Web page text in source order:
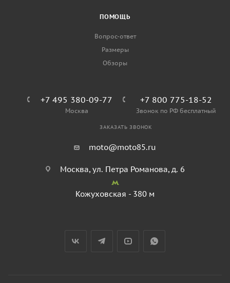
ПОМОЩЬ
Вопрос-ответ
Размеры
Обзоры
+7 495 380-09-77
Москва
+7 800 775-18-52
Звонок по РФ бесплатный
ЗАКАЗАТЬ ЗВОНОК
moto@moto85.ru
Москва, ул. Петра Романова, д. 6
Кожуховская - 380 м